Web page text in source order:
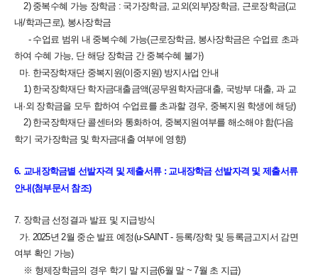
2) 중복수혜 가능 장학금 : 국가장학금, 교외(외부)장학금, 근로장학금(교
내/학과근로), 봉사장학금
- 수업료 범위 내 중복수혜 가능(근로장학금, 봉사장학금은 수업료 초과
하여 수혜 가능, 단 해당 장학금 간 중복수혜 불가)
마. 한국장학재단 중복지원(이중지원) 방지사업 안내
1) 한국장학재단 학자금대출금액(공무원학자금대출, 국방부 대출, 과 교
내·외 장학금을 모두 합하여 수업료를 초과할 경우, 중복지원 학생에 해당)
2) 한국장학재단 콜센터와 통화하여, 중복지원여부를 해소해야 함(다음
학기 국가장학금 및 학자금대출 여부에 영향)
​6. 교내장학금별 선발자격 및 제출서류 : 교내장학금 선발자격 및 제출서류
안내(첨부문서 참조)
​7. 장학금 선정결과 발표 및 지급방식
가. 2025년 2월 중순 발표 예정(u-SAINT - 등록/장학 및 등록금고지서 감면
여부 확인 가능)
※ 형제장학금의 경우 학기 말 지금(6월 말 ~ 7월 초 지급)